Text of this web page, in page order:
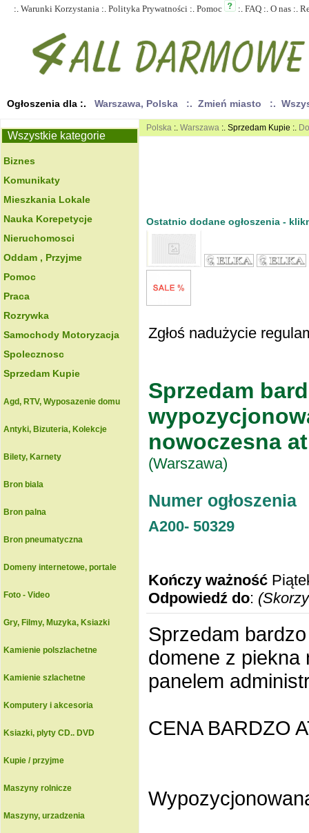
:. Warunki Korzystania :. Polityka Prywatności :. Pomoc :. FAQ :. O nas :.
Ogłoszenia dla :. Warszawa, Polska :. Zmień miasto :.
Wszystkie kategorie
Biznes
Komunikaty
Mieszkania Lokale
Nauka Korepetycje
Nieruchomosci
Oddam , Przyjme
Pomoc
Praca
Rozrywka
Samochody Motoryzacja
Spolecznosc
Sprzedam Kupie
Agd, RTV, Wyposazenie domu
Antyki, Bizuteria, Kolekcje
Bilety, Karnety
Bron biala
Bron palna
Bron pneumatyczna
Domeny internetowe, portale
Foto - Video
Gry, Filmy, Muzyka, Ksiazki
Kamienie polszlachetne
Kamienie szlachetne
Komputery i akcesoria
Ksiazki, plyty CD.. DVD
Kupie / przyjme
Maszyny rolnicze
Maszyny, urzadzenia
Polska :. Warszawa :. Sprzedam Kupie :.
Ostatnio dodane ogłoszenia -
Zgłoś nadużycie
Sprzedam
nowoczesna
(Warszawa)
Numer ogłoszenia
A200- 50329
Kończy ważność
Odpowiedź do:
Sprzedam
domene z
panelem
CENA BARDZO